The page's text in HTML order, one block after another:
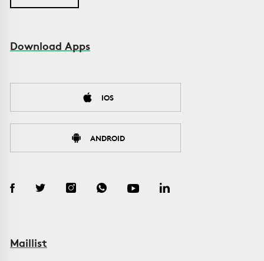
Download Apps
IOS
ANDROID
Maillist